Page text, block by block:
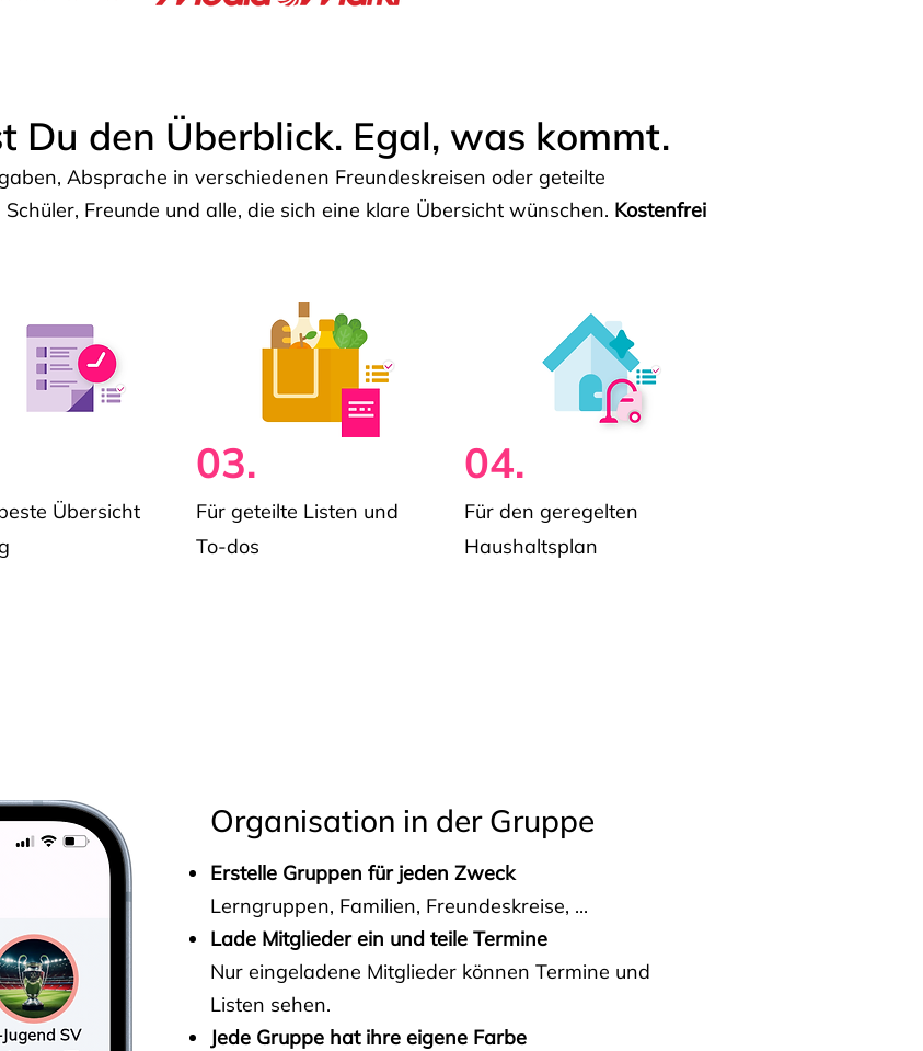
Du den Überblick. Egal, was kommt.
Absprache in verschiedenen Freundeskreisen oder geteilte
Freunde und alle, die sich eine klare Übersicht wünschen. Kostenfrei
Übersicht
03.
Für geteilte Listen und
To-dos
04.
Für den geregelten
Haushaltsplan
Organisation in der Gruppe
Erstelle Gruppen für jeden Zweck
Lerngruppen, Familien, Freundeskreise, ...
Lade Mitglieder ein und teile Termine
Nur eingeladene Mitglieder können Termine und
Listen sehen.
Jede Gruppe hat ihre eigene Farbe